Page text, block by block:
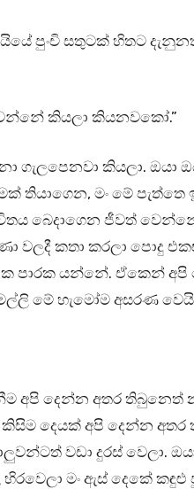
පුංචි සතුටක් හිතට
කියලා කියනවකෝ.”
ගැලපෙනවා කියලා. ඔයා
තියාගෙන, මං මේ පැත්තෙ
බෙදාගෙන ජීවත්
වලදී කතා කරලා පොදු
පාරක යන්නේ. ඒකෙන්
මේ හැමෝම අසරණ
අපි දෙන්න අතර තිබුනෙත්
දෙයක් අපි දෙන්න අතර
වඩා දුරස් වෙලා.
මං ඇස් දෙකේ